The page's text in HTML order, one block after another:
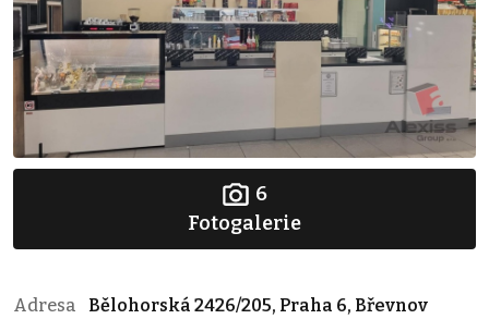
6
Fotogalerie
Adresa
Bělohorská 2426/205, Praha 6, Břevnov